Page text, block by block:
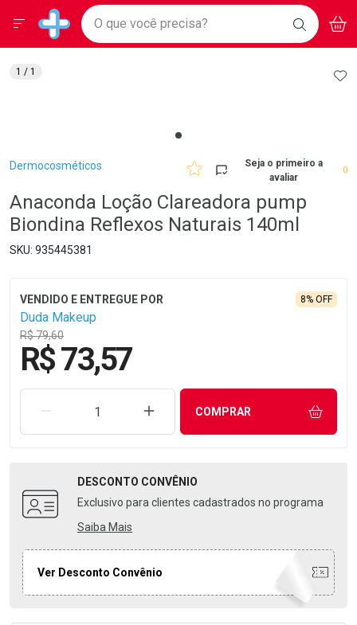
Drogarias Pacheco
Baixe nosso APP e aproveite Ofertas Exclusivas!
BAIXE
O APP
Ir direto para a home
pela página
Ir direto para o conteúdo
Ir direto para a busca
Ir direto para a conta
Faça a sua busca
O que você precisa? BUSCAR
Menu
Breadcrumb
Dermocosméticos
Seja o primeiro a
avaliar
0
Anaconda Loção Clareadora pump
Biondina Reflexos Naturais 140ml
935445381
Duda Makeup
R$ 79,60
8% OFF
R$ 73,57
REMOVER UMA UNIDADEAUMENTAR UMA UNIDADE
COMPRAR
DESCONTO CONVÊNIO
Exclusivo para clientes cadastrados no programa
Saiba Mais
Ver Desconto Convênio
1 / 1